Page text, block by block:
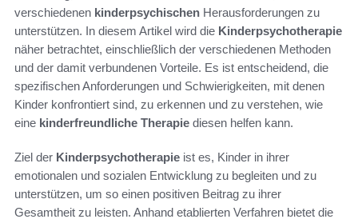
verschiedenen kinderpsychischen Herausforderungen zu
unterstützen. In diesem Artikel wird die Kinderpsychotherapie
näher betrachtet, einschließlich der verschiedenen Methoden
und der damit verbundenen Vorteile. Es ist entscheidend, die
spezifischen Anforderungen und Schwierigkeiten, mit denen
Kinder konfrontiert sind, zu erkennen und zu verstehen, wie
eine kinderfreundliche Therapie diesen helfen kann.
Ziel der Kinderpsychotherapie ist es, Kinder in ihrer
emotionalen und sozialen Entwicklung zu begleiten und zu
unterstützen, um so einen positiven Beitrag zu ihrer
Gesamtheit zu leisten. Anhand etablierten Verfahren bietet die